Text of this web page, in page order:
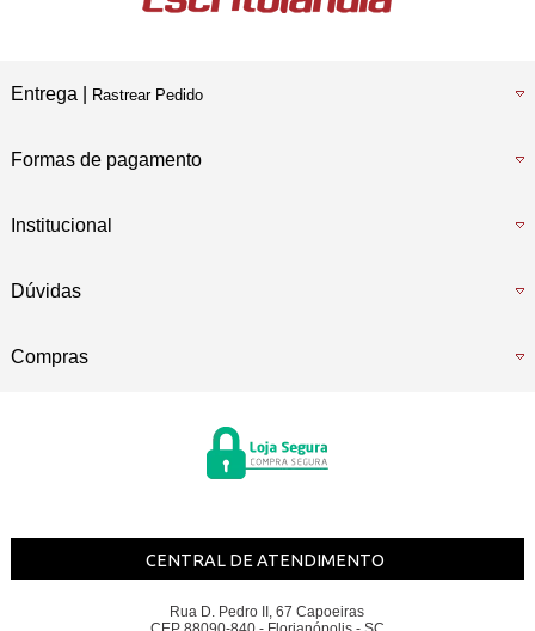
Entrega | Rastrear Pedido
Formas de pagamento
Institucional
Dúvidas
Compras
CENTRAL DE ATENDIMENTO
Rua D. Pedro II, 67 Capoeiras